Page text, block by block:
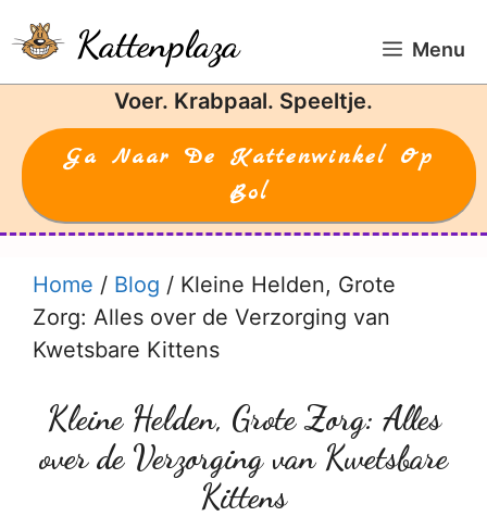
naar
de
Kattenplaza Menu
Voer. Krabpaal. Speeltje.
Ga Naar De Kattenwinkel Op
Bol
Home / Blog / Kleine Helden, Grote
Zorg: Alles over de Verzorging van
Kwetsbare Kittens
Kleine Helden, Grote Zorg: Alles
over de Verzorging van Kwetsbare
Kittens